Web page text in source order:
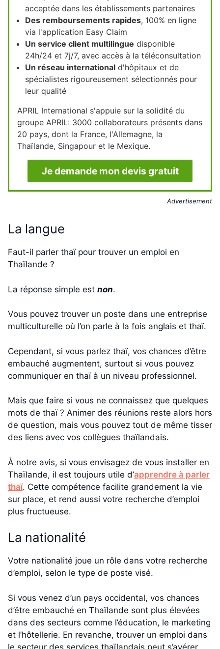
acceptée dans les établissements partenaires
Des remboursements rapides, 100% en ligne
via l'application Easy Claim
Un service client multilingue disponible
24h/24 et 7j/7, avec accès à la téléconsultation
Un réseau international d'hôpitaux et de
spécialistes rigoureusement sélectionnés pour
leur qualité
APRIL International s'appuie sur la solidité du
groupe APRIL: 3000 collaborateurs présents dans
20 pays, dont la France, l'Allemagne, la
Thaïlande, Singapour et le Mexique.
Je demande mon devis gratuit
Advertisement
La langue
Faut-il parler thaï pour trouver un emploi en
Thaïlande ?
La réponse simple est non.
Vous pouvez trouver un poste dans une entreprise
multiculturelle où l’on parle à la fois anglais et thaï.
Cependant, si vous parlez thaï, vos chances d’être
embauché augmentent, surtout si vous pouvez
communiquer en thaï à un niveau professionnel.
Mais que faire si vous ne connaissez que quelques
mots de thaï ? Animer des réunions reste alors hors
de question, mais vous pouvez tout de même tisser
des liens avec vos collègues thaïlandais.
À notre avis, si vous envisagez de vous installer en
Thaïlande, il est toujours utile d’apprendre à parler
thaï. Cette compétence facilite grandement la vie
sur place, et rend aussi votre recherche d’emploi
plus fructueuse.
La nationalité
Votre nationalité joue un rôle dans votre recherche
d’emploi, selon le type de poste visé.
Si vous venez d’un pays occidental, vos chances
d’être embauché en Thaïlande sont plus élevées
dans des secteurs comme l’éducation, le marketing
et l’hôtellerie. En revanche, trouver un emploi dans
le secteur des services thaïlandais peut s’avérer